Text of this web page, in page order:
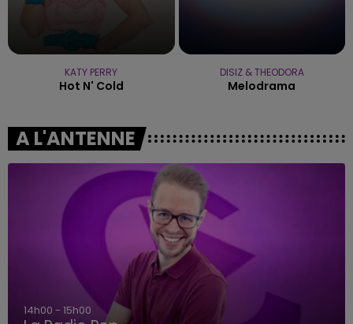
KATY PERRY
Hot N' Cold
DISIZ & THEODORA
Melodrama
A L'ANTENNE
14h00 - 15h00